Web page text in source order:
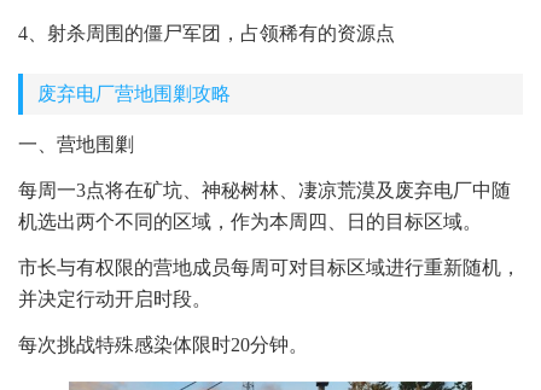
4、射杀周围的僵尸军团，占领稀有的资源点
废弃电厂营地围剿攻略
一、营地围剿
每周一3点将在矿坑、神秘树林、凄凉荒漠及废弃电厂中随
机选出两个不同的区域，作为本周四、日的目标区域。
市长与有权限的营地成员每周可对目标区域进行重新随机，
并决定行动开启时段。
每次挑战特殊感染体限时20分钟。